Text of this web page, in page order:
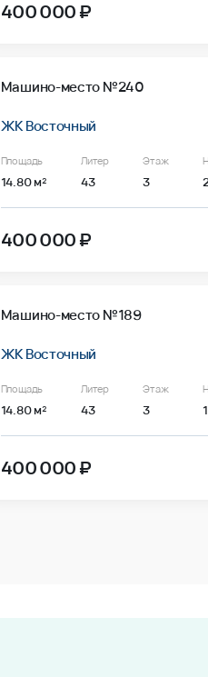
400 000 ₽
Машино-место №240
ЖК Восточный
Площадь
14.80 м²
Литер
43
Этаж
3
400 000 ₽
Машино-место №189
ЖК Восточный
Площадь
14.80 м²
Литер
43
Этаж
3
400 000 ₽